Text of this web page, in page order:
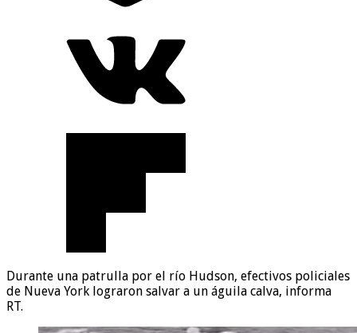
Durante una patrulla por el río Hudson, efectivos policiales
de Nueva York lograron salvar a un águila calva, informa
RT.